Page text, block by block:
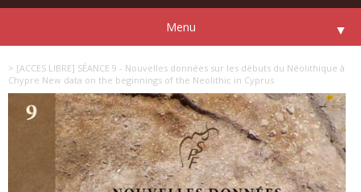
Menu ▼
> [ACCES LIBRE] SÉANCE 9 - Nouvelles données sur les débuts du Néolithique à
Chypre New data on the beginnings of the Neolithic in Cyprus